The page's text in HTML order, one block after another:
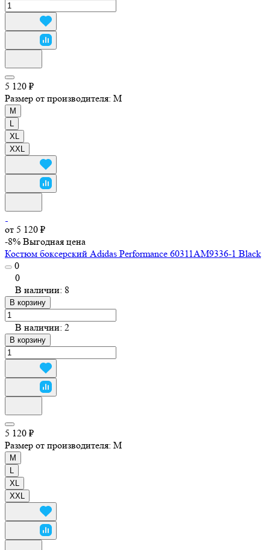
5 120 ₽
Размер от производителя: M
M
XL
XXL
от 5 120 ₽
-8% Выгодная цена
Костюм боксерский Adidas Performance 60311AM9336-1 Black
0
0
В наличии: 8
В корзину
В наличии: 2
В корзину
5 120 ₽
Размер от производителя: M
M
XL
XXL